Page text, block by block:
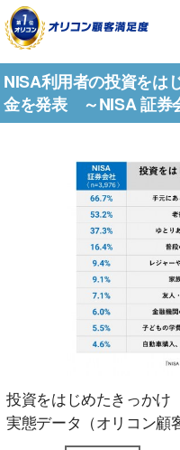
NISA利用者の投資をは
金を発表 ～NISA 証券
投資をはじめたきっか
実態データ（オリコン顧